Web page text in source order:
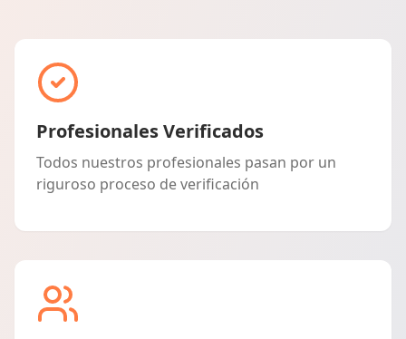
Profesionales Verificados
Todos nuestros profesionales pasan por un
riguroso proceso de verificación